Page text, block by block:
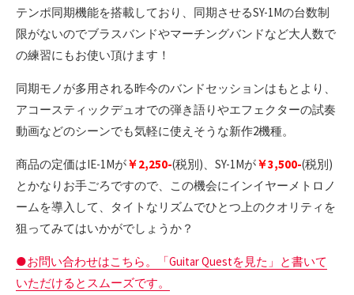
テンポ同期機能を搭載しており、同期させるSY-1Mの台数制
限がないのでブラスバンドやマーチングバンドなど大人数で
の練習にもお使い頂けます！
同期モノが多用される昨今のバンドセッションはもとより、
アコースティックデュオでの弾き語りやエフェクターの試奏
動画などのシーンでも気軽に使えそうな新作2機種。
商品の定価はIE-1Mが￥2,250-(税別)、SY-1Mが￥3,500-(税別)
とかなりお手ごろですので、この機会にインイヤーメトロノ
ームを導入して、タイトなリズムでひとつ上のクオリティを
狙ってみてはいかがでしょうか？
●お問い合わせはこちら。「Guitar Questを見た」と書いて
いただけるとスムーズです。